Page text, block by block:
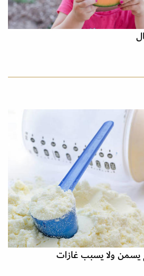
ولا يسبب غازات